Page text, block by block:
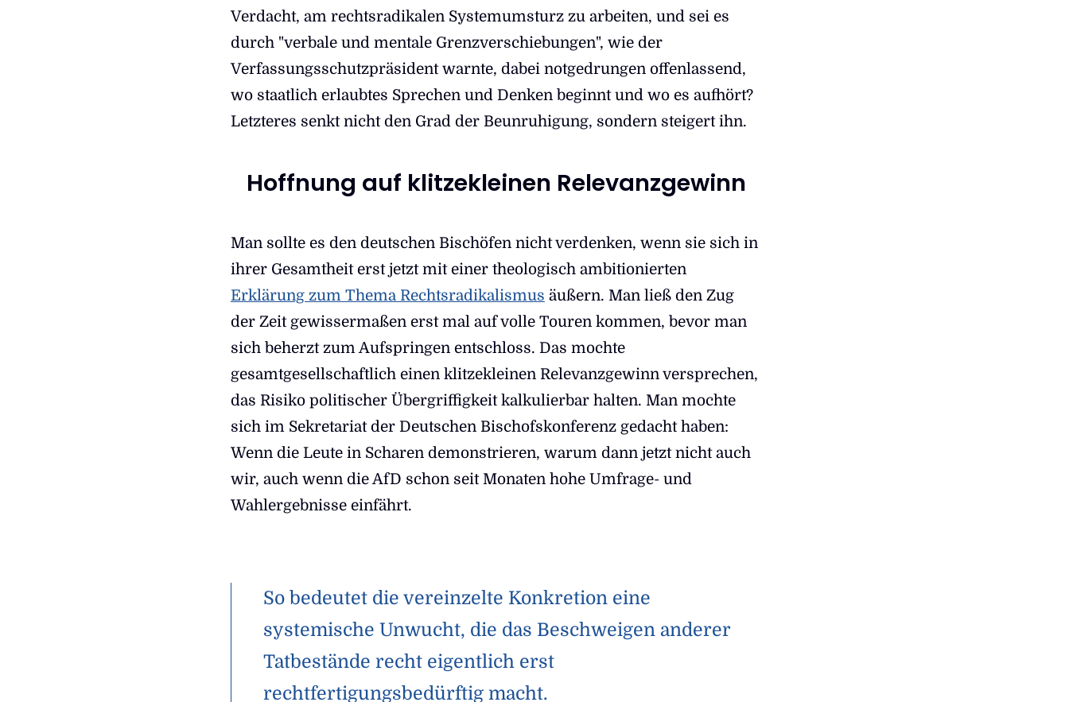
Verdacht, am rechtsradikalen Systemumsturz zu arbeiten, und sei es
durch "verbale und mentale Grenzverschiebungen", wie der
Verfassungsschutzpräsident warnte, dabei notgedrungen offenlassend,
wo staatlich erlaubtes Sprechen und Denken beginnt und wo es aufhört?
Letzteres senkt nicht den Grad der Beunruhigung, sondern steigert ihn.
Hoffnung auf klitzekleinen Relevanzgewinn
Man sollte es den deutschen Bischöfen nicht verdenken, wenn sie sich in
ihrer Gesamtheit erst jetzt mit einer theologisch ambitionierten
Erklärung zum Thema Rechtsradikalismus äußern. Man ließ den Zug
der Zeit gewissermaßen erst mal auf volle Touren kommen, bevor man
sich beherzt zum Aufspringen entschloss. Das mochte
gesamtgesellschaftlich einen klitzekleinen Relevanzgewinn versprechen,
das Risiko politischer Übergriffigkeit kalkulierbar halten. Man mochte
sich im Sekretariat der Deutschen Bischofskonferenz gedacht haben:
Wenn die Leute in Scharen demonstrieren, warum dann jetzt nicht auch
wir, auch wenn die AfD schon seit Monaten hohe Umfrage- und
Wahlergebnisse einfährt.
So bedeutet die vereinzelte Konkretion eine
systemische Unwucht, die das Beschweigen anderer
Tatbestände recht eigentlich erst
rechtfertigungsbedürftig macht.